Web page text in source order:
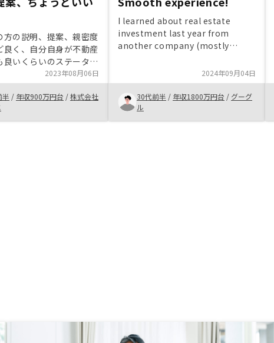
方の説明、提案、親密度
良く、自分自身が不動産
良いくらいのステータス
正直運用を始める前は
抱えるため不安しかなか
担当の方の丁寧なご説明
ど払拭できた。特になし
2023年08月06日
半 / 年収900万円台 /株式会社
I learned about real estate
investment last year from
another company (mostly
up due to the down payment
requirements. Then I know
Renosy from my colleagues and
decide to give it a try. My agent
really killed it, explaining every
2024年09月04日
30代前半 / 年収1800万円台 / グーグ
ル